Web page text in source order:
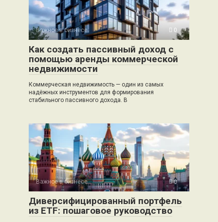
Важное в бизнесе 0
Как создать пассивный доход с
помощью аренды коммерческой
недвижимости
Коммерческая недвижимость — один из самых
надёжных инструментов для формирования
стабильного пассивного дохода. В
Важное в бизнесе 0
Диверсифицированный портфель
из ETF: пошаговое руководство